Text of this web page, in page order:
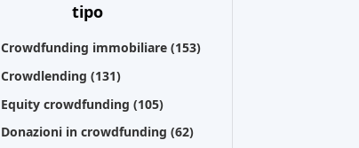
tipo
Crowdfunding immobiliare(153)
Crowdlending(131)
Equity crowdfunding(105)
Donazioni in crowdfunding(62)